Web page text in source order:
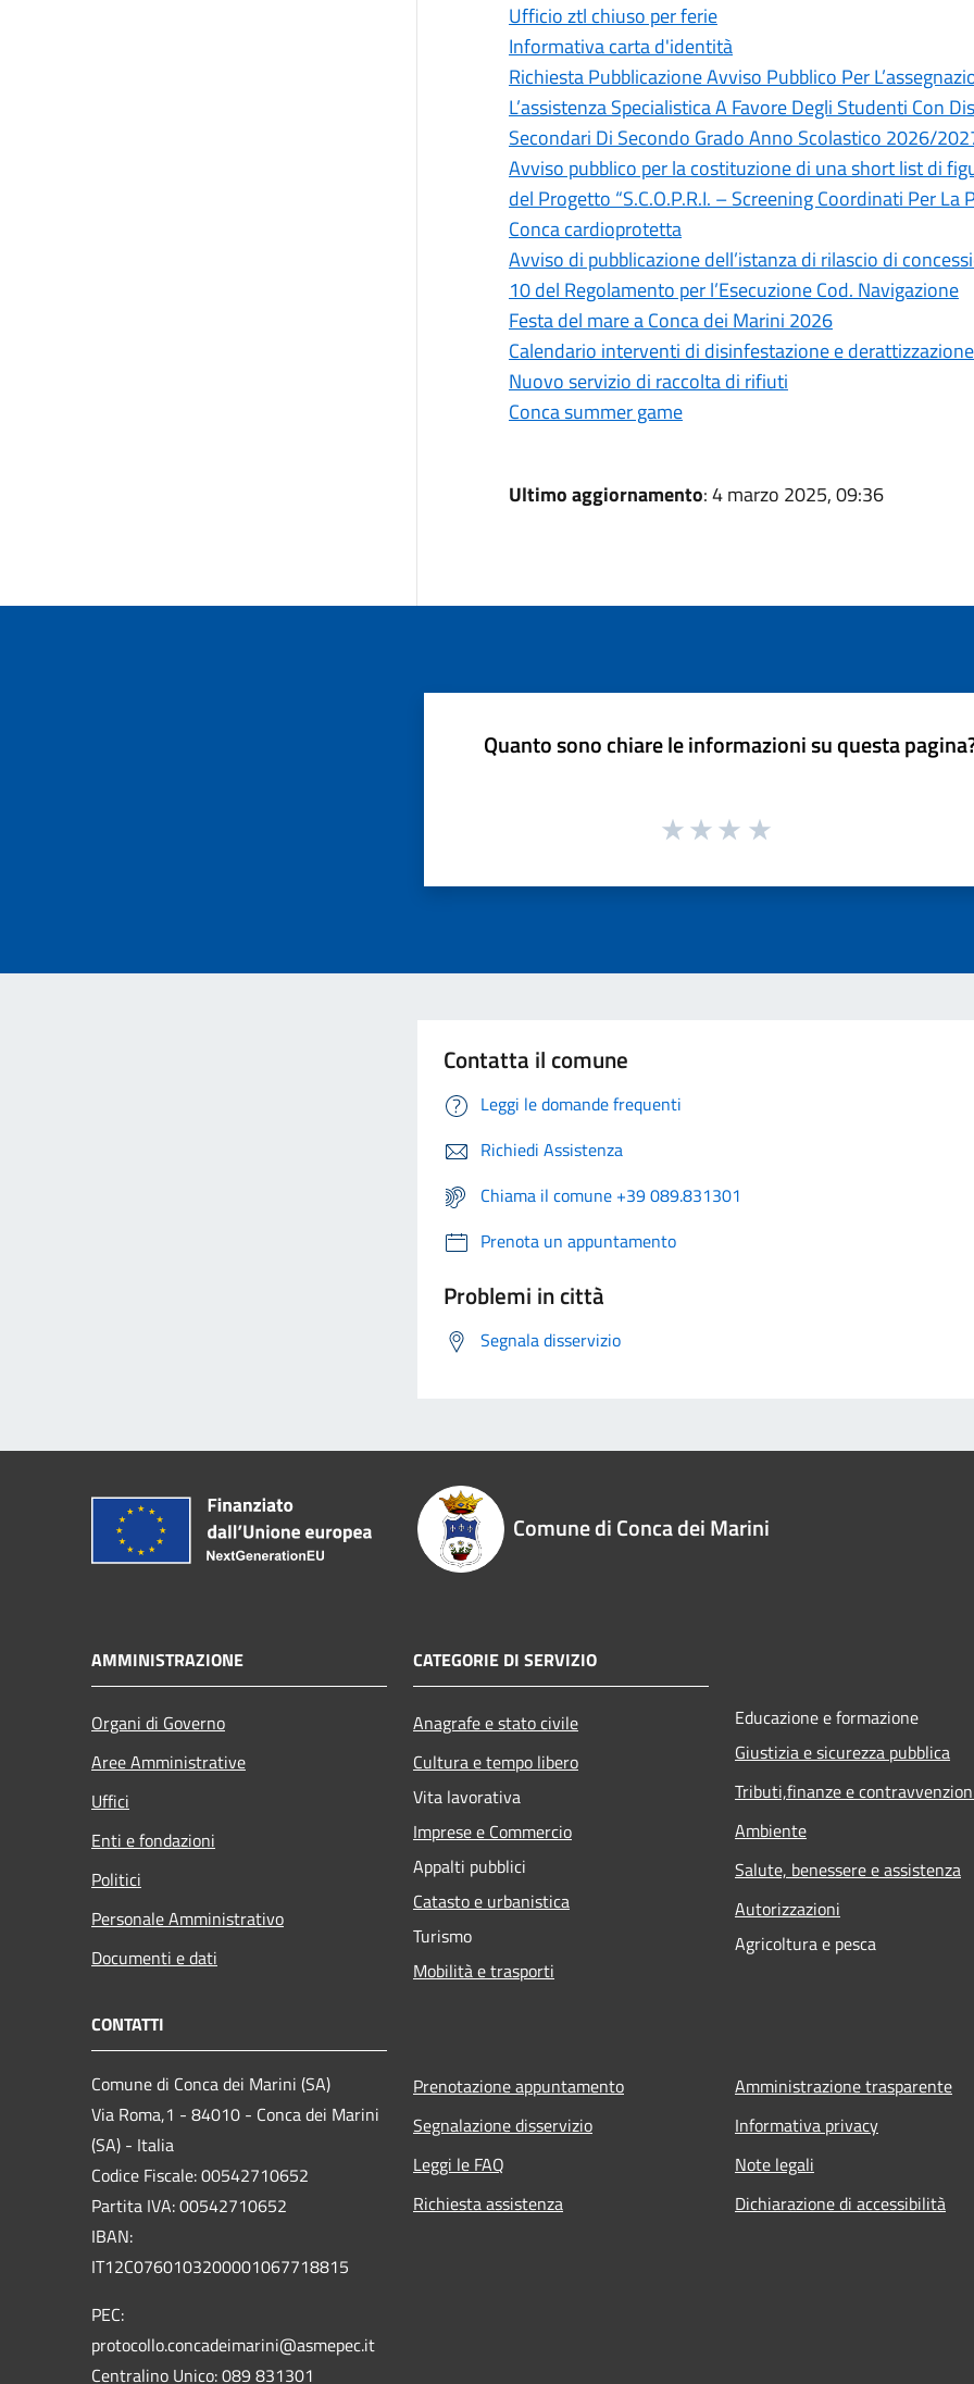
Ufficio ztl chiuso per ferie
Informativa carta d'identità
Richiesta Pubblicazione Avviso Pubblico Per
L’assistenza Specialistica A Favore Degli Studenti Con
Secondari Di Secondo Grado Anno Scolastico 2026/
Avviso pubblico per la costituzione di una short list di
del Progetto “S.C.O.P.R.I. – Screening Coordinati Per
Conca cardioprotetta
Avviso di pubblicazione dell’istanza di rilascio di
10 del Regolamento per l’Esecuzione Cod. Navigazione
Festa del mare a Conca dei Marini 2026
Calendario interventi di disinfestazione e
Nuovo servizio di raccolta di rifiuti
Conca summer game
Ultimo aggiornamento: 4 marzo 2025, 09:36
Quanto sono chiare le informazioni su questa
Contatta il comune
Leggi le domande frequenti
Richiedi Assistenza
Chiama il comune +39 089.831301
Prenota un appuntamento
Problemi in città
Segnala disservizio
Comune di Conca dei Marini
AMMINISTRAZIONE
Organi di Governo
Aree Amministrative
Uffici
Enti e fondazioni
Politici
Personale Amministrativo
Documenti e dati
CATEGORIE DI SERVIZIO
Anagrafe e stato civile
Cultura e tempo libero
Vita lavorativa
Imprese e Commercio
Appalti pubblici
Catasto e urbanistica
Turismo
Mobilità e trasporti
Educazione e formazione
Giustizia e sicurezza pubblica
Tributi,finanze e
Ambiente
Salute, benessere e assistenza
Autorizzazioni
Agricoltura e pesca
CONTATTI
Comune di Conca dei Marini (SA)
Via Roma,1 - 84010 - Conca dei Marini
(SA) - Italia
Codice Fiscale: 00542710652
Partita IVA: 00542710652
IBAN:
IT12C0760103200001067718815
PEC:
protocollo.concadeimarini@asmepec.it
Centralino Unico: 089 831301
Prenotazione appuntamento
Segnalazione disservizio
Leggi le FAQ
Richiesta assistenza
Amministrazione trasparente
Informativa privacy
Note legali
Dichiarazione di accessibilità